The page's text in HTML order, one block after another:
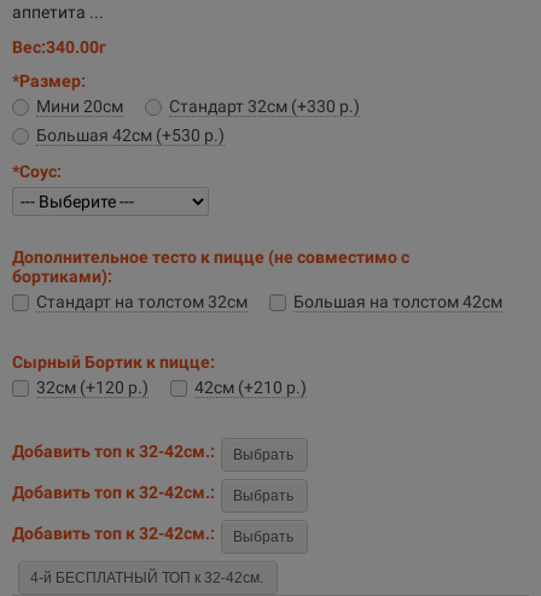
аппетита ...
Вес:340.00г
*Размер:
Мини 20см
Стандарт 32см (+330 р.)
Большая 42см (+530 р.)
*Соус:
Дополнительное тесто к пицце (не совместимо с
бортиками):
Стандарт на толстом 32см
Большая на толстом 42см
Сырный Бортик к пицце:
32см (+120 р.)
42см (+210 р.)
Добавить топ к 32-42см.: Выбрать
Добавить топ к 32-42см.: Выбрать
Добавить топ к 32-42см.: Выбрать
4-й БЕСПЛАТНЫЙ ТОП к 32-42см.